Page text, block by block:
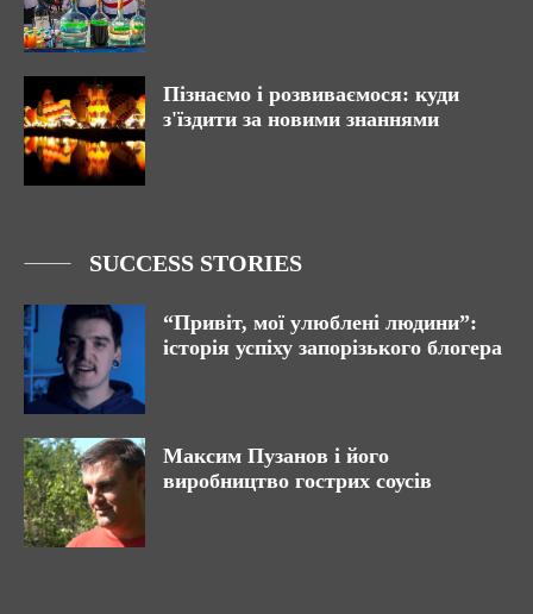
Пізнаємо і розвиваємося: куди
з'їздити за новими знаннями
SUCCESS STORIES
“Привіт, мої улюблені людини”:
історія успіху запорізького блогера
Максим Пузанов і його
виробництво гострих соусів